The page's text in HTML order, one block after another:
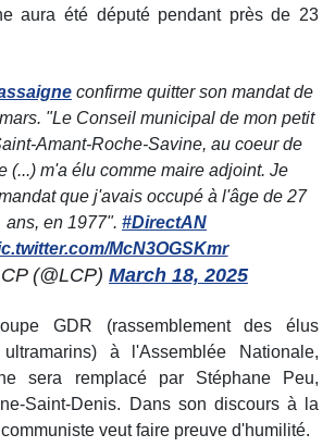
aura été député pendant près de 23
confirme quitter son mandat de
"Le Conseil municipal de mon petit
Amant-Roche-Savine, au coeur de
(...) m'a élu comme maire adjoint. Je
que j'avais occupé à l'âge de 27
ans, en 1977". #DirectAN
McN3OGSKmr
(@LCP) March 18, 2025
GDR (rassemblement des élus
à l'Assemblée Nationale,
sera remplacé par Stéphane Peu,
Saint-Denis. Dans son discours à la
veut faire preuve d'humilité.